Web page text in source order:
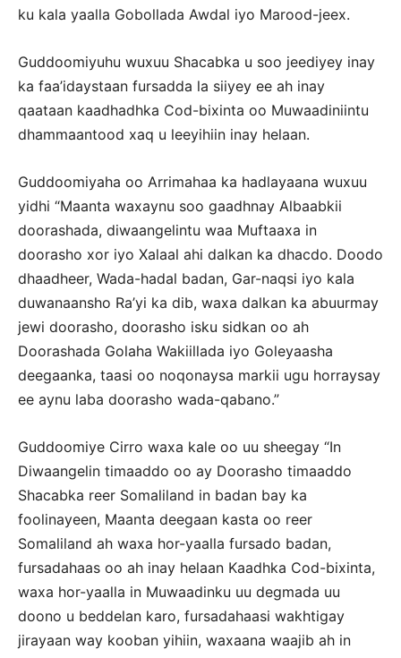
ku kala yaalla Gobollada Awdal iyo Marood-jeex.
Guddoomiyuhu wuxuu Shacabka u soo jeediyey inay
ka faa’idaystaan fursadda la siiyey ee ah inay
qaataan kaadhadhka Cod-bixinta oo Muwaadiniintu
dhammaantood xaq u leeyihiin inay helaan.
Guddoomiyaha oo Arrimahaa ka hadlayaana wuxuu
yidhi “Maanta waxaynu soo gaadhnay Albaabkii
doorashada, diwaangelintu waa Muftaaxa in
doorasho xor iyo Xalaal ahi dalkan ka dhacdo. Doodo
dhaadheer, Wada-hadal badan, Gar-naqsi iyo kala
duwanaansho Ra’yi ka dib, waxa dalkan ka abuurmay
jewi doorasho, doorasho isku sidkan oo ah
Doorashada Golaha Wakiillada iyo Goleyaasha
deegaanka, taasi oo noqonaysa markii ugu horraysay
ee aynu laba doorasho wada-qabano.”
Guddoomiye Cirro waxa kale oo uu sheegay “In
Diwaangelin timaaddo oo ay Doorasho timaaddo
Shacabka reer Somaliland in badan bay ka
foolinayeen, Maanta deegaan kasta oo reer
Somaliland ah waxa hor-yaalla fursado badan,
fursadahaas oo ah inay helaan Kaadhka Cod-bixinta,
waxa hor-yaalla in Muwaadinku uu degmada uu
doono u beddelan karo, fursadahaasi wakhtigay
jirayaan way kooban yihiin, waxaana waajib ah in